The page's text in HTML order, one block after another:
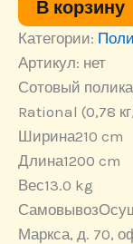
Rational
(0,78
кг/
м2)
В корзину
Категории:
Артикул: нет
Сотовый
Rational (0,78
Ширина210 cm
Длина1200 cm
Вес13.0 kg
Самовывоз
Маркса, д. 70,